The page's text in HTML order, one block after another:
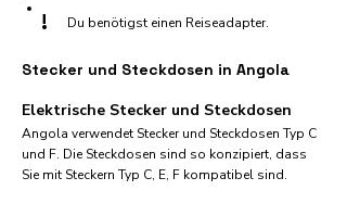
! Du benötigst einen Reiseadapter.
Stecker und Steckdosen in Angola
Elektrische Stecker und Steckdosen
Angola verwendet Stecker und Steckdosen Typ C
und F. Die Steckdosen sind so konzipiert, dass
Sie mit Steckern Typ C, E, F kompatibel sind.